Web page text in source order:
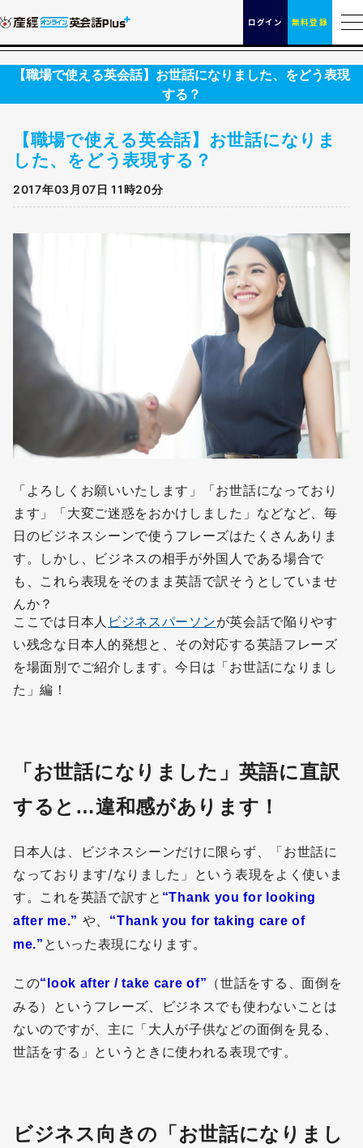
ログイン 無料登録
【職場で使える英会話】お世話になりました、をどう表現
する？
【職場で使える英会話】お世話になりま
した、をどう表現する？
2017年03月07日 11時20分
「よろしくお願いいたします」「お世話になっており
ます」「大変ご迷惑をおかけしました」などなど、毎
日のビジネスシーンで使うフレーズはたくさんありま
す。しかし、ビジネスの相手が外国人である場合で
も、これら表現をそのまま英語で訳そうとしていませ
んか？
ここでは日本人 ビジネスパーソンが英会話で陥りやす
い残念な日本人的発想と、その対応する英語フレーズ
を場面別でご紹介します。今日は「お世話になりまし
た」編！
「お世話になりました」英語に直訳
すると…違和感があります！
日本人は、ビジネスシーンだけに限らず、「お世話に
なっております/なりました」という表現をよく使いま
す。これを英語で訳すと “Thank you for looking
after me.” や、
“Thank you for taking care of
me.” といった表現になります。
この“look after / take care of”
（世話をする、面倒を
みる）というフレーズ、ビジネスでも使わないことは
ないのですが、主に「大人が子供などの面倒を見る、
世話をする」というときに使われる表現です。
ビジネス向きの「お世話になりまし